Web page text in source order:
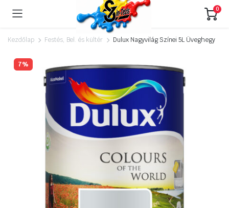
0
Kezdőlap Festés, Bel. és kültér Dulux Nagyvilág Színei 5L Üveghegy
7%